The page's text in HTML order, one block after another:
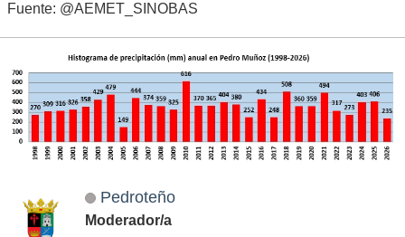
Fuente: @AEMET_SINOBAS
Pedroteño
Moderador/a